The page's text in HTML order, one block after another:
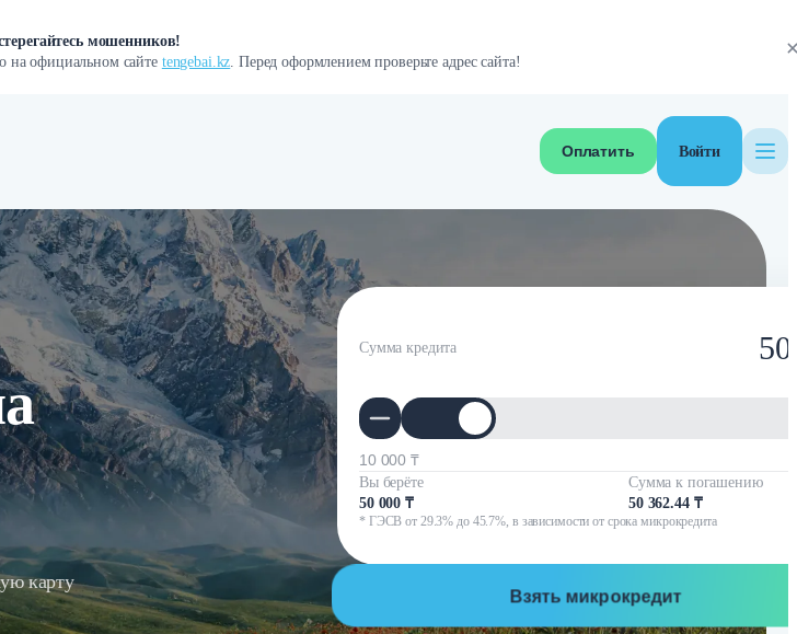
мошенников!
на официальном сайте tengebai.kz. Перед оформлением проверьте адрес сайта!
Оплатить Войти
карту
Сумма кредита
10 000 ₸
Вы берёте
50 000 ₸
Сумма к погашению
50 362.44 ₸
* ГЭСВ от 29.3% до 45.7%, в зависимости от срока микрокредита
Взять микрокредит